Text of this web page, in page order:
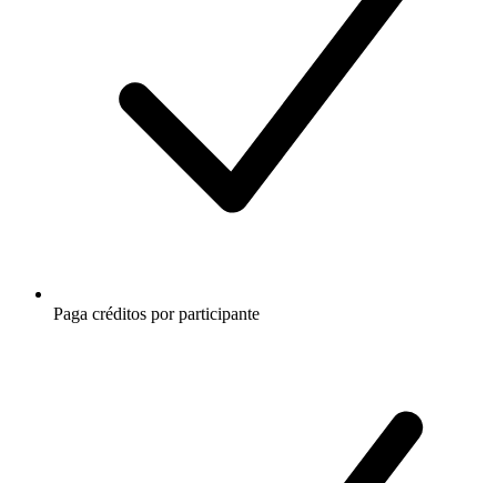
Paga créditos por participante